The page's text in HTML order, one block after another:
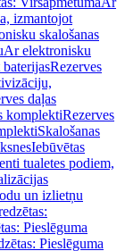
izmantojot
skalošanas
Ar elektronisku
Rezerves
daļas
komplektiRezerves
Skalošanas
Iebūvētas
tualetes podiem,
un izlietņu
Pieslēguma
Pieslēguma